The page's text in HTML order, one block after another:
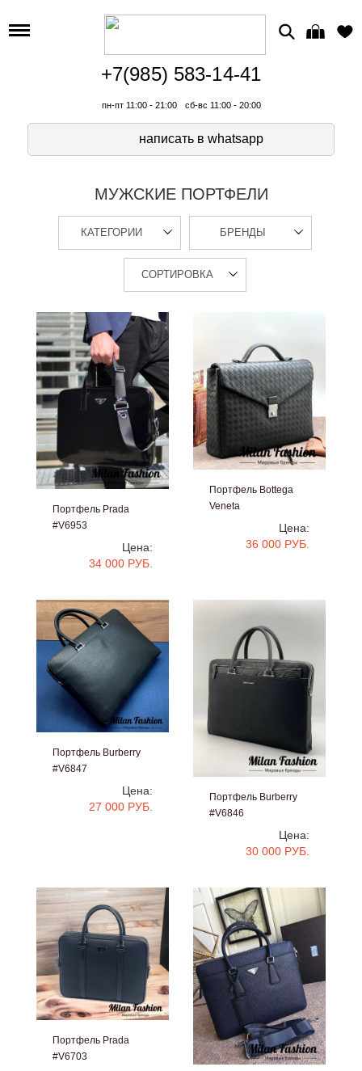
+7(985) 583-14-41
пн-пт 11:00 - 21:00 сб-вс 11:00 - 20:00
написать в whatsapp
МУЖСКИЕ ПОРТФЕЛИ
КАТЕГОРИИ БРЕНДЫ
СОРТИРОВКА
Портфель Prada
#V6953
Цена:
34 000 РУБ.
Портфель Bottega
Veneta
Цена:
36 000 РУБ.
Портфель Burberry
#V6847
Цена:
27 000 РУБ.
Портфель Burberry
#V6846
Цена:
30 000 РУБ.
Портфель Prada
#V6703